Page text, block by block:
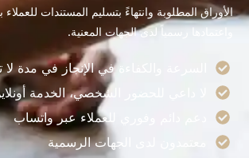
الأوراق المطلوبة وانتهاءً بتسليم المستندات للعملاء
واعتمادها رسمياً لدى الجهات المعنية.
السرعة والكفاءة في الإنجاز في مدة لا
لا داعي للحضور الشخصي، الخدمة
دعم دائم وفوري للعملاء عبر واتساب
معتمدون لدى الجهات الرسمية